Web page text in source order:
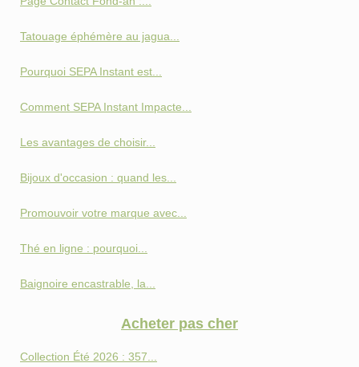
Tatouage éphémère au jagua...
Pourquoi SEPA Instant est...
Comment SEPA Instant Impacte...
Les avantages de choisir...
Bijoux d'occasion : quand les...
Promouvoir votre marque avec...
Thé en ligne : pourquoi...
Baignoire encastrable, la...
Acheter pas cher
Collection Été 2026 : 357...